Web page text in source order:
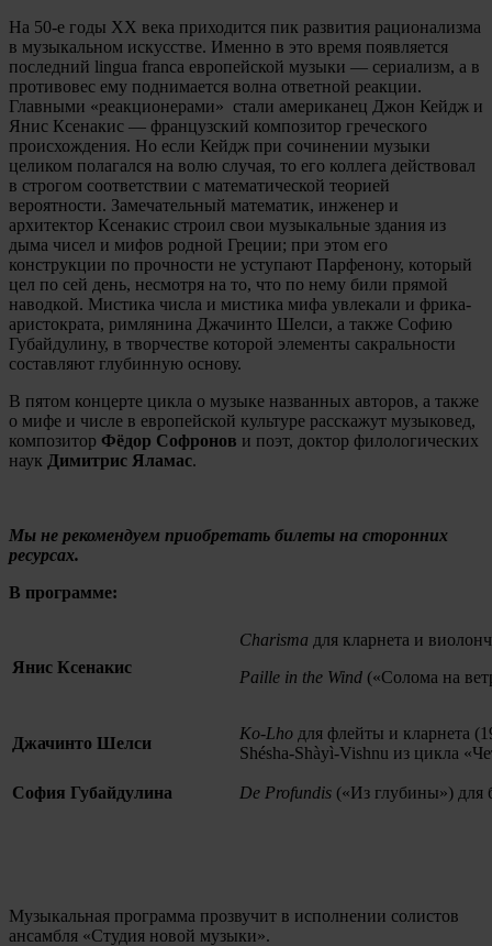
На 50-е годы ХХ века приходится пик развития рационализма
в музыкальном искусстве. Именно в это время появляется
последний lingua franca европейской музыки — сериализм, а в
противовес ему поднимается волна ответной реакции.
Главными «реакционерами» стали американец Джон Кейдж и
Янис Ксенакис — французский композитор греческого
происхождения. Но если Кейдж при сочинении музыки
целиком полагался на волю случая, то его коллега действовал
в строгом соответствии с математической теорией
вероятности. Замечательный математик, инженер и
архитектор Ксенакис строил свои музыкальные здания из
дыма чисел и мифов родной Греции; при этом его
конструкции по прочности не уступают Парфенону, который
цел по сей день, несмотря на то, что по нему били прямой
наводкой. Мистика числа и мистика мифа увлекали и фрика-
аристократа, римлянина Джачинто Шелси, а также Софию
Губайдулину, в творчестве которой элементы сакральности
составляют глубинную основу.
В пятом концерте цикла о музыке названных авторов, а также
о мифе и числе в европейской культуре расскажут музыковед,
композитор Фёдор Софронов и поэт, доктор филологических
наук Димитрис Яламас.
Мы не рекомендуем приобретать билеты на сторонних
ресурсах.
В программе:
Янис Ксенакис
Charisma для кларнета и
Paille in the Wind («Солома на
Джачинто Шелси
Ko-Lho для флейты и кларнета
Shésha-Shàyì-Vishnu из цикла
София Губайдулина De Profundis («Из глубины») для
Музыкальная программа прозвучит в исполнении солистов
ансамбля «‎Студия новой музыки».